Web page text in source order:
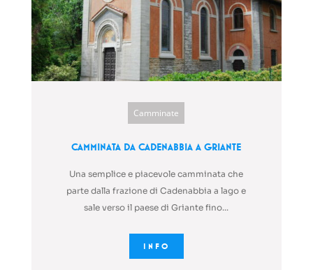
Camminate
Camminata da Cadenabbia a Griante
Una semplice e piacevole camminata che
parte dalla frazione di Cadenabbia a lago e
sale verso il paese di Griante fino...
INFO